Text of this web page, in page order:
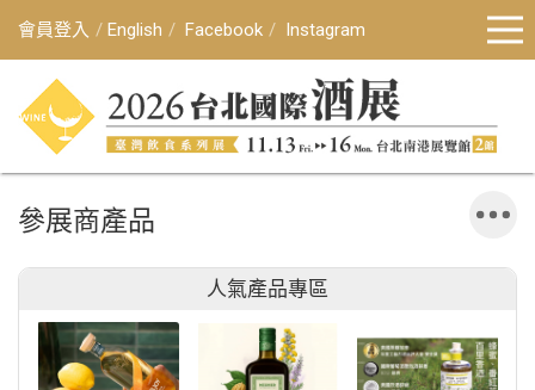
會員登入 English Facebook Instagram
參展商產品
人氣產品專區